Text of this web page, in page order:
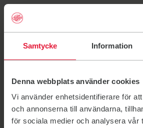
Samtycke Information
Denna webbplats använder cookies
Vi använder enhetsidentifierare för
och annonserna till användarna,
för sociala medier och analysera vår
Link til: Treningssteder
Treningssteder
Priser
Link til: Idrettslagene
Idrettslagene
Friskis Riks
Hanna